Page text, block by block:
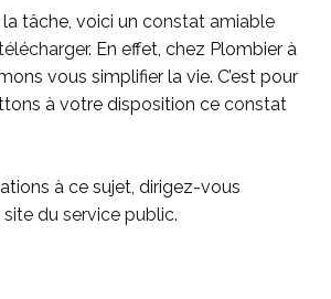
tâche, voici un constat amiable
. En effet, chez Plombier à
vous simplifier la vie. C’est pour
à votre disposition ce constat
à ce sujet, dirigez-vous
site du service public.